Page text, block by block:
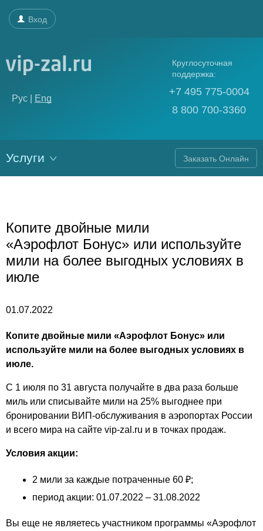
Вход
Рус | Eng
Круглосуточная
поддержка:
+7 495 775-0004
8 800 700-3360
Услуги Заказать Онлайн
Копите двойные мили
«Аэрофлот Бонус» или используйте
мили на более выгодных условиях в
июле
01.07.2022
Копите двойные мили «Аэрофлот Бонус» или
используйте мили на более выгодных условиях в
июле.
С 1 июля по 31 августа получайте в два раза больше
миль или списывайте мили на 25% выгоднее при
бронировании ВИП-обслуживания в аэропортах России
и всего мира на сайте vip-zal.ru и в точках продаж.
Условия акции:
2 мили за каждые потраченные 60 ₽;
период акции: 01.07.2022 – 31.08.2022
Вы еще не являетесь участником программы «Аэрофлот